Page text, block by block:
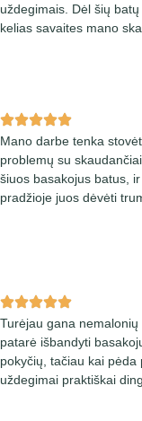
uždegimais. Dėl šių
kelias savaites mano
Mano darbe tenka
problemų su
šiuos basakojus batus,
pradžioje juos dėvėti
Turėjau gana
patarė išbandyti
pokyčių, tačiau kai pėda
uždegimai praktiškai